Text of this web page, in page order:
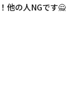
他の人NGです🙅